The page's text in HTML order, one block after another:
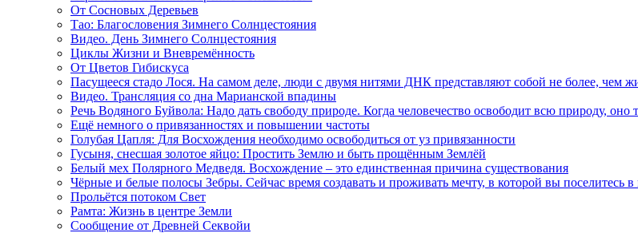
От Сосновых Деревьев
Тао: Благословения Зимнего Солнцестояния
Видео. День Зимнего Солнцестояния
Циклы Жизни и Вневремённость
От Цветов Гибискуса
Пасущееся стадо Лося. На самом деле, люди с двумя нитями ДНК представляют собой не более, чем
Видео. Трансляция со дна Марианской впадины
Речь Водяного Буйвола: Надо дать свободу природе. Когда человечество освободит всю природу, оно
Ещё немного о привязанностях и повышении частоты
Голубая Цапля: Для Восхождения необходимо освободиться от уз привязанности
Гусыня, снесшая золотое яйцо: Простить Землю и быть прощённым Землёй
Белый мех Полярного Медведя. Восхождение – это единственная причина существования
Чёрные и белые полосы Зебры. Сейчас время создавать и проживать мечту, в которой вы поселитесь
Прольётся потоком Свет
Рамта: Жизнь в центре Земли
Сообщение от Древней Секвойи